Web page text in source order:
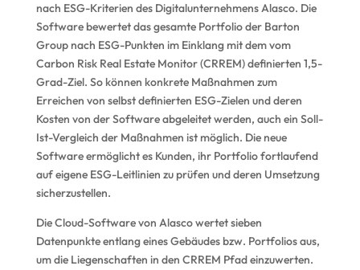
nach ESG-Kriterien des Digitalunternehmens Alasco. Die
Software bewertet das gesamte Portfolio der Barton
Group nach ESG-Punkten im Einklang mit dem vom
Carbon Risk Real Estate Monitor (CRREM) definierten 1,5-
Grad-Ziel. So können konkrete Maßnahmen zum
Erreichen von selbst definierten ESG-Zielen und deren
Kosten von der Software abgeleitet werden, auch ein Soll-
Ist-Vergleich der Maßnahmen ist möglich. Die neue
Software ermöglicht es Kunden, ihr Portfolio fortlaufend
auf eigene ESG-Leitlinien zu prüfen und deren Umsetzung
sicherzustellen.
Die Cloud-Software von Alasco wertet sieben
Datenpunkte entlang eines Gebäudes bzw. Portfolios aus,
um die Liegenschaften in den CRREM Pfad einzuwerten.